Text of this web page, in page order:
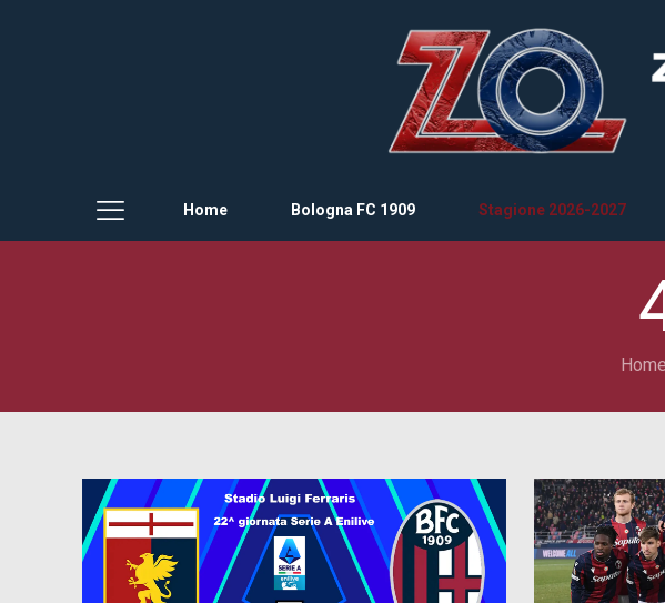
Home Bologna FC 1909 Stagione 2026-2027
Home